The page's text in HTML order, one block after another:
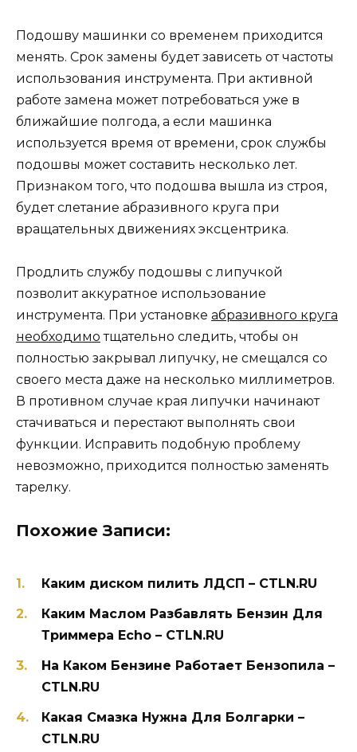
Подошву машинки со временем приходится
менять. Срок замены будет зависеть от частоты
использования инструмента. При активной
работе замена может потребоваться уже в
ближайшие полгода, а если машинка
используется время от времени, срок службы
подошвы может составить несколько лет.
Признаком того, что подошва вышла из строя,
будет слетание абразивного круга при
вращательных движениях эксцентрика.
Продлить службу подошвы с липучкой
позволит аккуратное использование
инструмента. При установке абразивного круга
необходимо тщательно следить, чтобы он
полностью закрывал липучку, не смещался со
своего места даже на несколько миллиметров.
В противном случае края липучки начинают
стачиваться и перестают выполнять свои
функции. Исправить подобную проблему
невозможно, приходится полностью заменять
тарелку.
Похожие Записи:
Каким диском пилить ЛДСП – CTLN.RU
Каким Маслом Разбавлять Бензин Для
Триммера Echo – CTLN.RU
На Каком Бензине Работает Бензопила –
CTLN.RU
Какая Смазка Нужна Для Болгарки –
CTLN.RU